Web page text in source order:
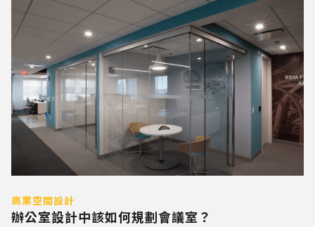
商業空間設計
辦公室設計中該如何規劃會議室？